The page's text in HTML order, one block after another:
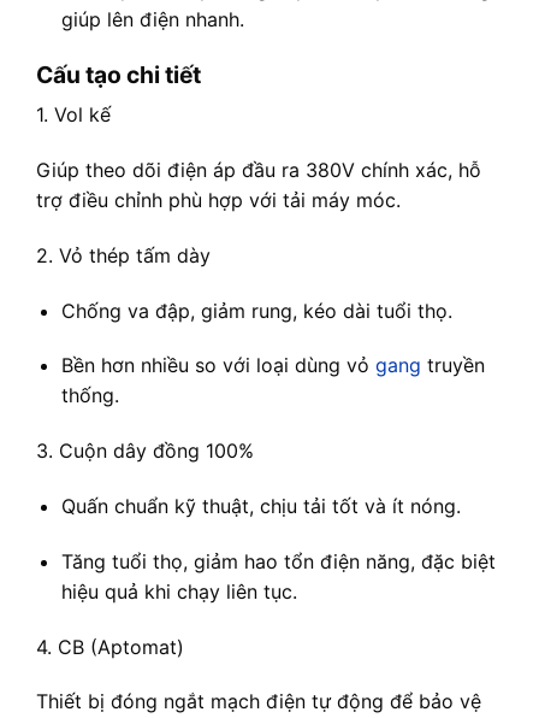
giúp lên điện nhanh.
Cấu tạo chi tiết
1. Vol kế
Giúp theo dõi điện áp đầu ra 380V chính xác, hỗ
trợ điều chỉnh phù hợp với tải máy móc.
2. Vỏ thép tấm dày
Chống va đập, giảm rung, kéo dài tuổi thọ.
Bền hơn nhiều so với loại dùng vỏ gang truyền
thống.
3. Cuộn dây đồng 100%
Quấn chuẩn kỹ thuật, chịu tải tốt và ít nóng.
Tăng tuổi thọ, giảm hao tổn điện năng, đặc biệt
hiệu quả khi chạy liên tục.
4. CB (Aptomat)
Thiết bị đóng ngắt mạch điện tự động để bảo vệ